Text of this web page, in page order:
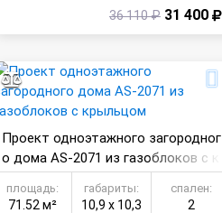
36 110 ₽ 31 400
Проект одноэтажного загородног
о дома AS-2071 из газоблоков с к
рыльцом
площадь:
71.52 м²
габариты:
10,9 х 10,3
спален:
2